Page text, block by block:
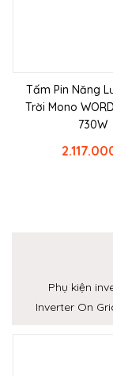
Tấm Pin Năng
Trời Mono
730W
Phụ kiện
Inverter On